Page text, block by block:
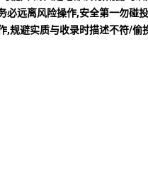
必远离风险操作,安全第一勿碰
,规避实质与收录时描述不符/偷